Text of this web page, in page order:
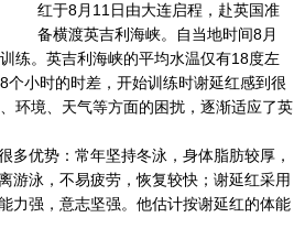
红于8月11日由大连启程，赴英国准
备横渡英吉利海峡。自当地时间8月
练。英吉利海峡的平均水温仅有18度左
小时的时差，开始训练时谢延红感到很
环境、天气等方面的困扰，逐渐适应了英
优势：常年坚持冬泳，身体脂肪较厚，
游泳，不易疲劳，恢复较快；谢延红采用
力强，意志坚强。他估计按谢延红的体能